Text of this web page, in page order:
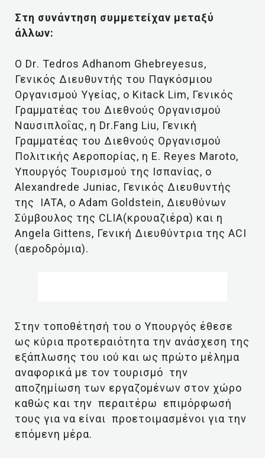
Στη συνάντηση συμμετείχαν μεταξύ
άλλων:
Ο Dr. Tedros Adhanom Ghebreyesus,
Γενικός Διευθυντής του Παγκόσμιου
Οργανισμού Υγείας, ο Kitack Lim, Γενικός
Γραμματέας του Διεθνούς Οργανισμού
Ναυσιπλοΐας, η Dr.Fang Liu, Γενική
Γραμματέας του Διεθνούς Οργανισμού
Πολιτικής Αεροπορίας, η E. Reyes Maroto,
Υπουργός Τουρισμού της Ισπανίας, ο
Alexandrede Juniac, Γενικός Διευθυντής
της IATA, ο Adam Goldstein, Διευθύνων
Σύμβουλος της CLIA(κρουαζιέρα) και η
Angela Gittens, Γενική Διευθύντρια της ACI
(αεροδρόμια).
Στην τοποθέτησή του ο Υπουργός έθεσε
ως κύρια προτεραιότητα την ανάσχεση της
εξάπλωσης του ιού και ως πρώτο μέλημα
αναφορικά με τον τουρισμό την
αποζημίωση των εργαζομένων στον χώρο
καθώς και την περαιτέρω επιμόρφωσή
τους για να είναι προετοιμασμένοι για την
επόμενη μέρα.